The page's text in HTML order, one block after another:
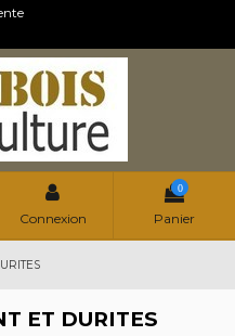
Connexion
0
Panier
ET DURITES